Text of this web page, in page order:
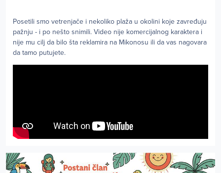
Posetili smo vetrenjače i nekoliko plaža u okolini koje zavređuju
pažnju - i po nešto snimili. Video nije komercijalnog karaktera i
nije mu cilj da bilo šta reklamira na Mikonosu ili da vas nagovara
da tamo putujete.